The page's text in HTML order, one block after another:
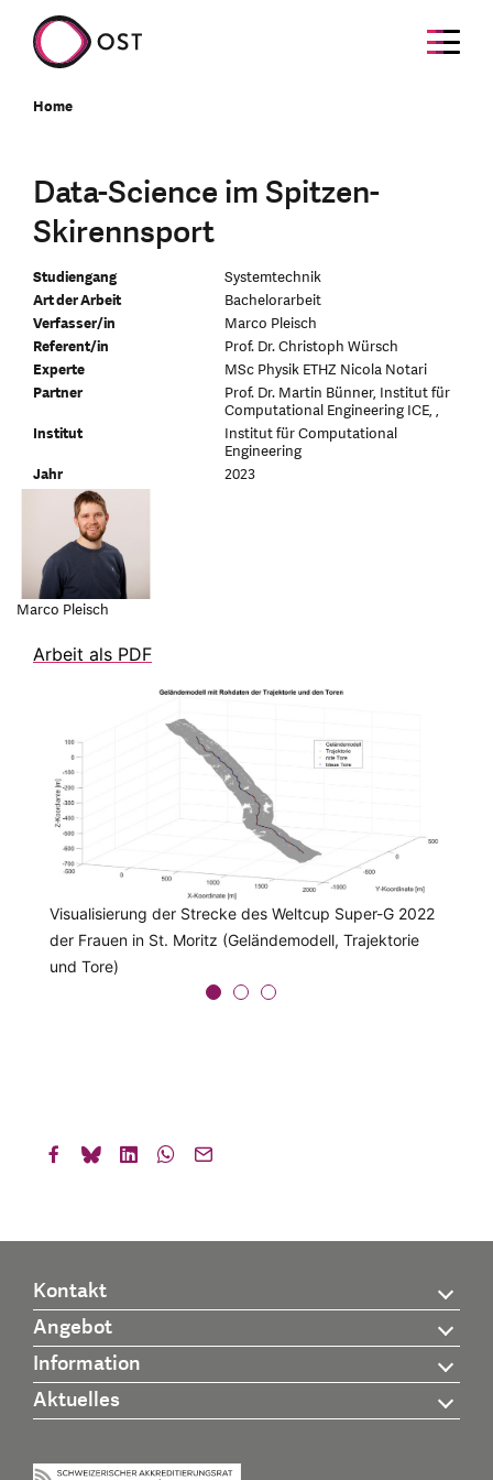
Home
Data-Science im Spitzen-
Skirennsport
Studiengang
Systemtechnik
Art der Arbeit
Bachelorarbeit
Verfasser/in
Marco Pleisch
Referent/in
Prof. Dr. Christoph Würsch
Experte
MSc Physik ETHZ Nicola Notari
Partner
Prof. Dr. Martin Bünner, Institut für
Computational Engineering ICE, ,
Institut
Institut für Computational
Engineering
Jahr
2023
Marco Pleisch
Arbeit als PDF
Visualisierung der Strecke des Weltcup Super-G 2022
der Frauen in St. Moritz (Geländemodell, Trajektorie
und Tore)
Modell mit den Kräften F[sub]G[/sub], F[sub]V[/sub],
F[sub]N[/sub], F[sub]P[/sub], F[sub]R[/sub] und
F[sub]L[/sub]
Differenz zwischen optimaler Ausgangsgeschw. und
gemessener Ausgangsgeschw. für eine Trajektorie des
Weltcup Super-G
Kontakt
Angebot
Information
Aktuelles